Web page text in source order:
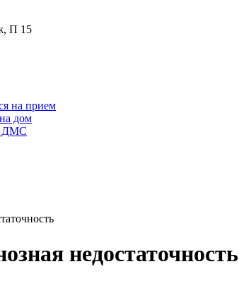
П 15
на прием
дом
ДМС
недостаточность